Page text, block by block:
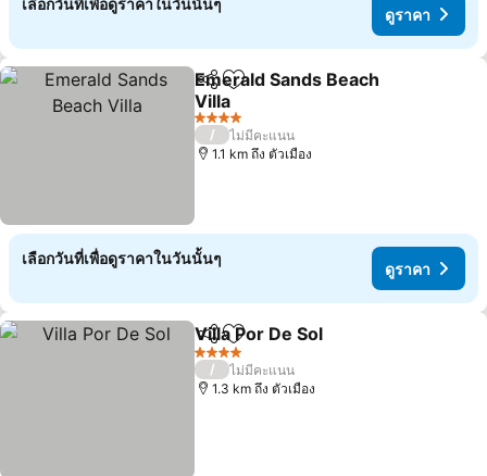
เลือกวันที่เพื่อดูราคาในวันนั้นๆ
ดูราคา
แชร์ เพิ่มในรายการโปรด
Emerald Sands Beach
Villa
ดูราคา
4 ดาว
/
ไม่มีคะแนน
1.1 km ถึง ตัวเมือง
เลือกวันที่เพื่อดูราคาในวันนั้นๆ
ดูราคา
แชร์ เพิ่มในรายการโปรด
Villa Por De Sol
4 ดาว
/
ไม่มีคะแนน
1.3 km ถึง ตัวเมือง